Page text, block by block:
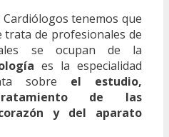
tenemos que
trata de profesionales de
se ocupan de la
es la especialidad
sobre el estudio,
de las
y del aparato